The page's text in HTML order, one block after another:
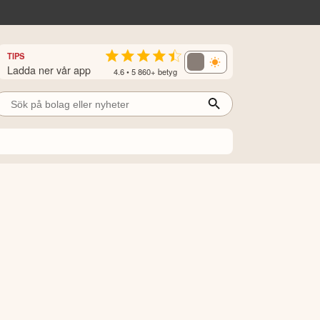
TIPS
Ladda ner vår app 4.6 • 5 860+ betyg